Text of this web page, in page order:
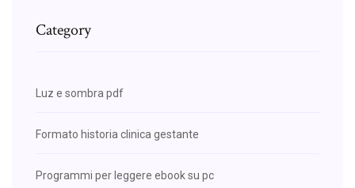
Category
Luz e sombra pdf
Formato historia clinica gestante
Programmi per leggere ebook su pc